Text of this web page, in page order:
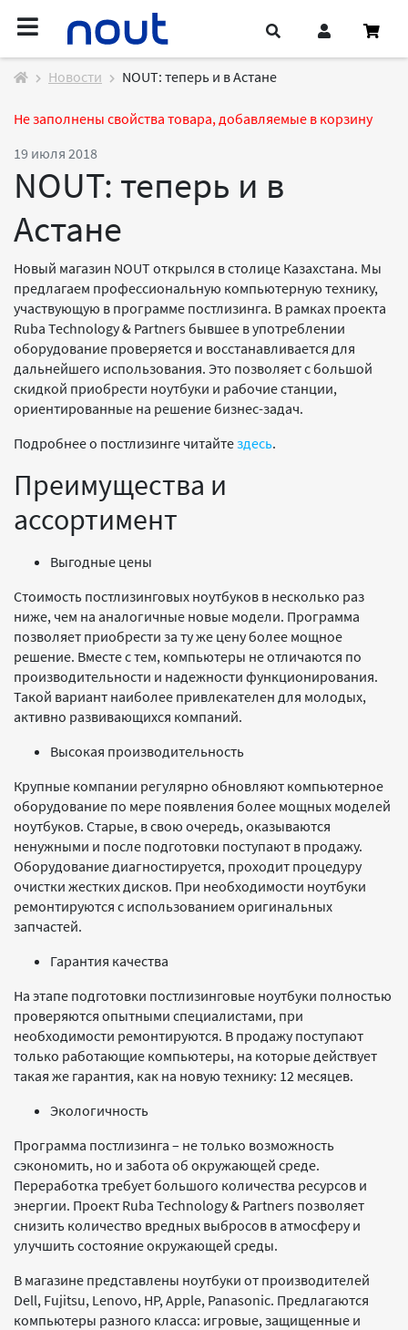
Новости NOUT: теперь и в Астане
Не заполнены свойства товара, добавляемые в корзину
19 июля 2018
NOUT: теперь и в
Астане
Новый магазин NOUT открылся в столице Казахстана. Мы
предлагаем профессиональную компьютерную технику,
участвующую в программе постлизинга. В рамках проекта
Ruba Technology & Partners бывшее в употреблении
оборудование проверяется и восстанавливается для
дальнейшего использования. Это позволяет с большой
скидкой приобрести ноутбуки и рабочие станции,
ориентированные на решение бизнес-задач.
Подробнее о постлизинге читайтездесь.
Преимущества и
ассортимент
Выгодные цены
Стоимость постлизинговых ноутбуков в несколько раз
ниже, чем на аналогичные новые модели. Программа
позволяет приобрести за ту же цену более мощное
решение. Вместе с тем, компьютеры не отличаются по
производительности и надежности функционирования.
Такой вариант наиболее привлекателен для молодых,
активно развивающихся компаний.
Высокая производительность
Крупные компании регулярно обновляют компьютерное
оборудование по мере появления более мощных моделей
ноутбуков. Старые, в свою очередь, оказываются
ненужными и после подготовки поступают в продажу.
Оборудование диагностируется, проходит процедуру
очистки жестких дисков. При необходимости ноутбуки
ремонтируются с использованием оригинальных
запчастей.
Гарантия качества
На этапе подготовки постлизинговые ноутбуки полностью
проверяются опытными специалистами, при
необходимости ремонтируются. В продажу поступают
только работающие компьютеры, на которые действует
такая же гарантия, как на новую технику: 12 месяцев.
Экологичность
Программа постлизинга – не только возможность
сэкономить, но и забота об окружающей среде.
Переработка требует большого количества ресурсов и
энергии. Проект Ruba Technology & Partners позволяет
снизить количество вредных выбросов в атмосферу и
улучшить состояние окружающей среды.
В магазине представлены ноутбуки от производителей
Dell, Fujitsu, Lenovo, HP, Apple, Panasonic. Предлагаются
компьютеры разного класса: игровые, защищенные и